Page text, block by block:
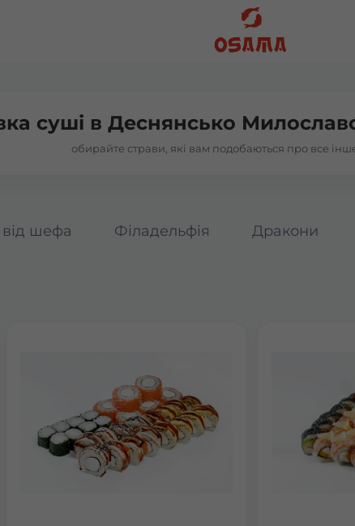
суші в Деснянсько
обирайте страви, які вам подобаються про все
шефа Філадельфія Дракони